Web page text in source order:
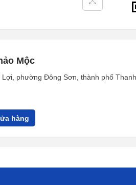
Mộc
phường Đông Sơn, thành phố
hàng